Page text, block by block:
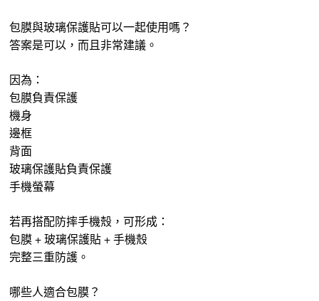
包膜與玻璃保護貼可以一起使用嗎？
答案是可以，而且非常建議。
因為：
包膜負責保護
機身
邊框
背面
玻璃保護貼負責保護
手機螢幕
若再搭配防摔手機殼，可形成：
包膜 + 玻璃保護貼 + 手機殼
完整三重防護。
哪些人適合包膜？